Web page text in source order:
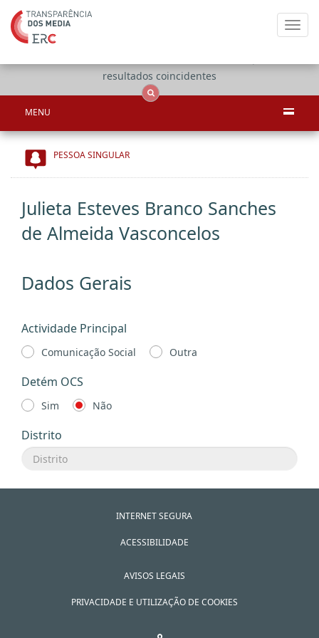
resultados coincidentes
MENU
PESSOA SINGULAR
Julieta Esteves Branco Sanches
de Almeida Vasconcelos
Dados Gerais
Actividade Principal
Comunicação Social Outra
Detém OCS
Sim Não
Distrito
INTERNET SEGURA
ACESSIBILIDADE
AVISOS LEGAIS
PRIVACIDADE E UTILIZAÇÃO DE COOKIES